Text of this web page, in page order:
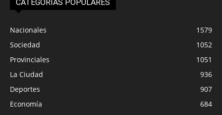
CATEGORIAS POPULARES
Nacionales
1579
Sociedad
1052
Provinciales
1051
La Ciudad
936
Deportes
907
Economía
684